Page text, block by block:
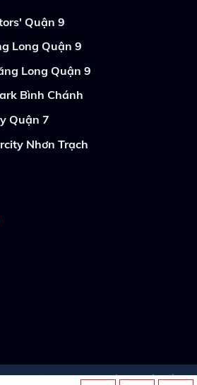
Quận 9
Long Quận 9
Long Quận 9
Bình Chánh
Quận 7
Nhơn Trạch
| ByBác Sĩ Nhà Đất